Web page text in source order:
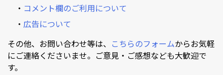
・ コメント欄のご利用について
・ 広告について
その他、お問い合わせ等は、 こちらのフォームからお気軽
にご連絡くださいませ。ご意見・ご感想なども大歓迎で
す。